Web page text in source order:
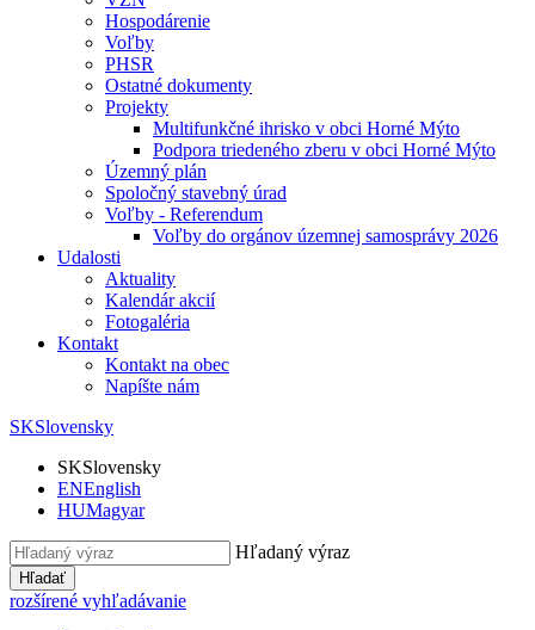
Hospodárenie
Voľby
PHSR
Ostatné dokumenty
Projekty
Multifunkčné ihrisko v obci Horné Mýto
Podpora triedeného zberu v obci Horné Mýto
Územný plán
Spoločný stavebný úrad
Voľby - Referendum
Voľby do orgánov územnej samosprávy 2026
Udalosti
Aktuality
Kalendár akcií
Fotogaléria
Kontakt
Kontakt na obec
Napíšte nám
SKSlovensky
SKSlovensky
ENEnglish
HUMagyar
Hľadaný výraz
Hľadať
rozšírené vyhľadávanie